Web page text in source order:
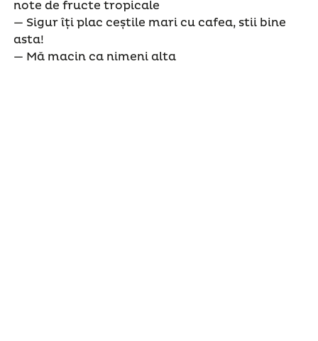
note de fructe tropicale
— Sigur îți plac ceștile mari cu cafea, stii bine
asta!
— Mă macin ca nimeni alta